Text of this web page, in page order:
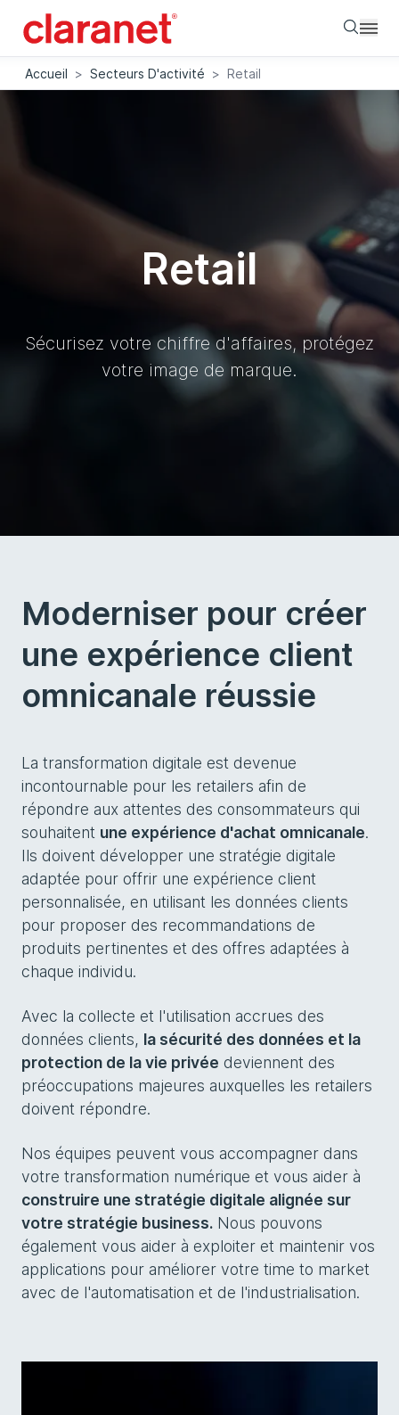
Accueil > Secteurs D'activité > Retail
Retail
Sécurisez votre chiffre d'affaires, protégez
votre image de marque.
Moderniser pour créer
une expérience client
omnicanale réussie
La transformation digitale est devenue
incontournable pour les retailers afin de
répondre aux attentes des consommateurs qui
souhaitent une expérience d'achat omnicanale.
Ils doivent développer une stratégie digitale
adaptée pour offrir une expérience client
personnalisée, en utilisant les données clients
pour proposer des recommandations de
produits pertinentes et des offres adaptées à
chaque individu.
Avec la collecte et l'utilisation accrues des
données clients, la sécurité des données et la
protection de la vie privée deviennent des
préoccupations majeures auxquelles les retailers
doivent répondre.
Nos équipes peuvent vous accompagner dans
votre transformation numérique et vous aider à
construire une stratégie digitale alignée sur
votre stratégie business. Nous pouvons
également vous aider à exploiter et maintenir vos
applications pour améliorer votre time to market
avec de l'automatisation et de l'industrialisation.